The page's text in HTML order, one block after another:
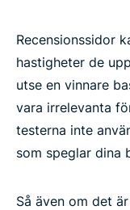
Recensionssidor
hastigheter de
utse en vinnare
vara irrelevanta
testerna inte
som speglar dina
Så även om det